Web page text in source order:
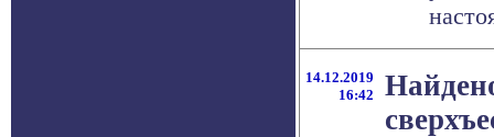
14.12.2019
16:42